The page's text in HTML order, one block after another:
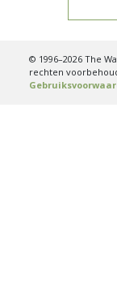
© 1996–2026 The
rechten